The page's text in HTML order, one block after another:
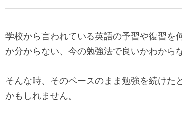
2017年5月1日· 塾長の指導観・雑感
学校から言われている英語の予習や復習を
か分からない、今の勉強法で良いかわから